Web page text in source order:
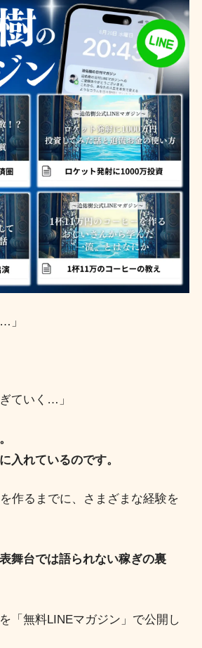
」
ていく…」
入れているのです。
作るまでに、さまざまな経験を
舞台では語られない稼ぎの裏
を「無料LINEマガジン」で公開し